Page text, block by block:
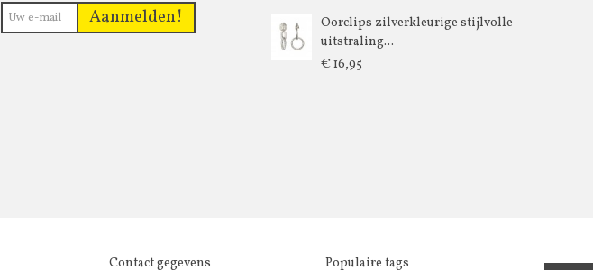
Aanmelden!
Oorclips zilverkleurige stijlvolle
uitstraling...
€ 16,95
Contact gegevens Populaire tags